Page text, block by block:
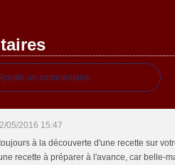
un commentaire
05/2016 15:47
à la découverte d'une recette sur
recette à préparer à l'avance, car belle-